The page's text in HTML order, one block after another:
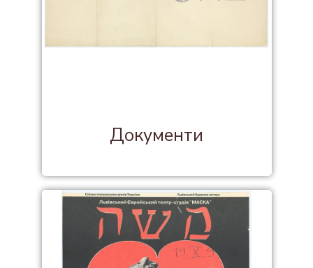
Документи